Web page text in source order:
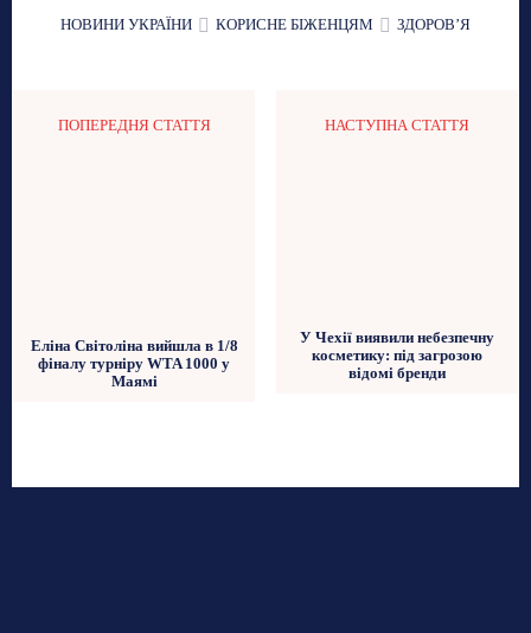
НОВИНИ УКРАЇНИ
КОРИСНЕ БІЖЕНЦЯМ ЗДОРОВʼЯ
ПОПЕРЕДНЯ СТАТТЯ
Еліна Світоліна вийшла в 1/8
фіналу турніру WTA 1000 у
Маямі
НАСТУПНА СТАТТЯ
У Чехії виявили небезпечну
косметику: під загрозою
відомі бренди